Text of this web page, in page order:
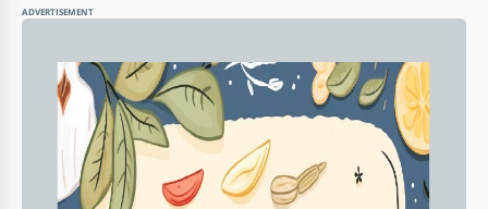
ADVERTISEMENT